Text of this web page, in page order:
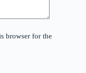
browser for the